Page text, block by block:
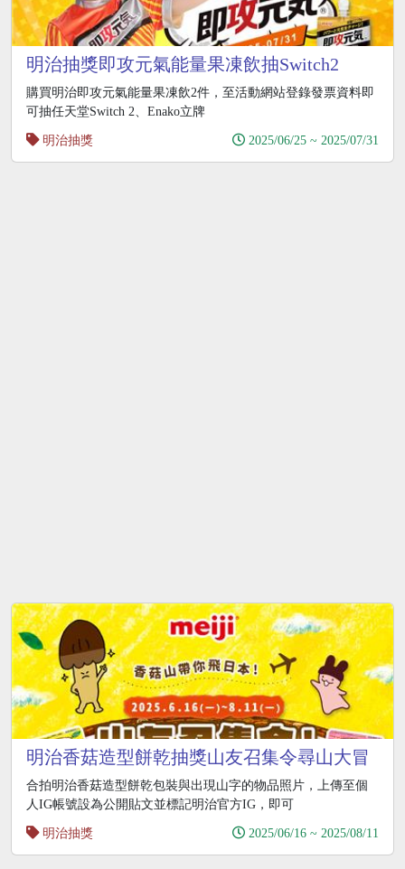
明治抽獎即攻元氣能量果凍飲抽Switch2
購買明治即攻元氣能量果凍飲2件，至活動網站登錄發票資料即
可抽任天堂Switch 2、Enako立牌
明治抽獎
2025/06/25 ~ 2025/07/31
明治香菇造型餅乾抽獎山友召集令尋山大冒
險抽東京來回機票
合拍明治香菇造型餅乾包裝與出現山字的物品照片，上傳至個
人IG帳號設為公開貼文並標記明治官方IG，即可
明治抽獎
2025/06/16 ~ 2025/08/11